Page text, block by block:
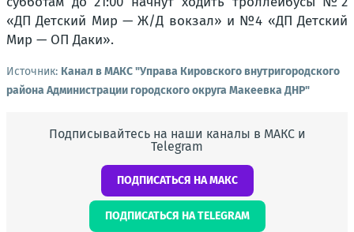
«ДП Детский Мир — Ж/Д вокзал» и №4 «ДП Детский
Мир — ОП Даки».
Источник: Канал в МАКС "Управа Кировского внутригородского
района Администрации городского округа Макеевка ДНР"
Подписывайтесь на наши каналы в МАКС и
Telegram
ПОДПИСАТЬСЯ НА МАКС
ПОДПИСАТЬСЯ НА TELEGRAM